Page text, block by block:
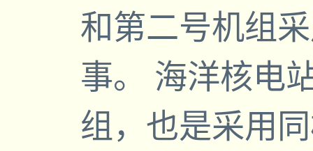
和第二号机组
事。 海洋核电
组，也是采用